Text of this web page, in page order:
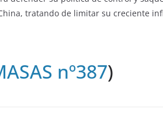
tratando de limitar su creciente
nº387)